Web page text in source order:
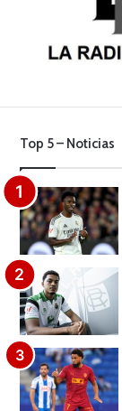
Top 5 – Noticias